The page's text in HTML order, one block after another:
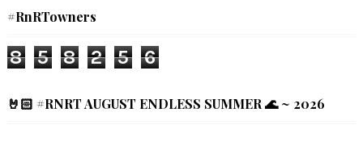
#RnRTowners
8 5 8 2 5 6
🤘🏻 #RNRT AUGUST ENDLESS SUMMER 🌊 ~ 2026